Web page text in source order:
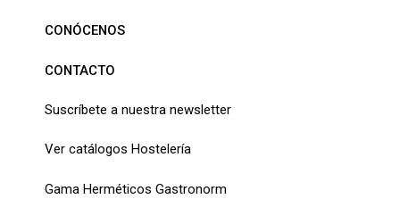
CONÓCENOS
CONTACTO
Suscríbete a nuestra newsletter
Ver catálogos Hostelería
Gama Herméticos Gastronorm